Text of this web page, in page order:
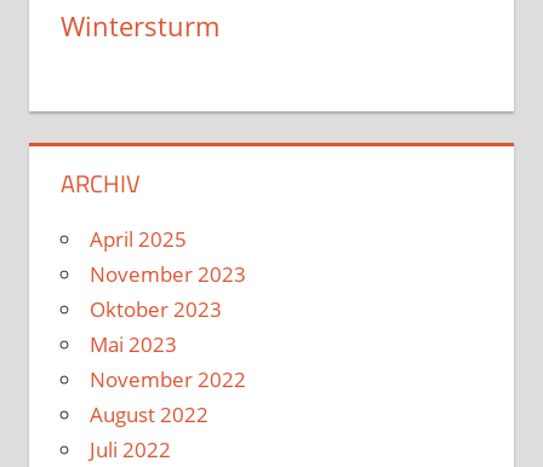
Wintersturm
ARCHIV
April 2025
November 2023
Oktober 2023
Mai 2023
November 2022
August 2022
Juli 2022